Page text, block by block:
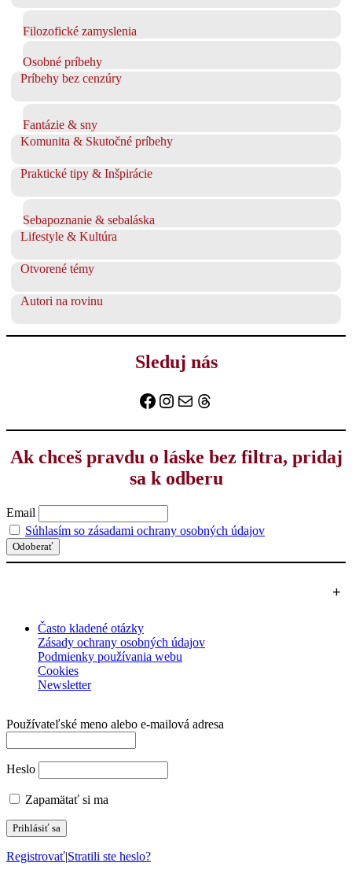
Filozofické zamyslenia
Osobné príbehy
Príbehy bez cenzúry
Fantázie & sny
Komunita & Skutočné príbehy
Praktické tipy & Inšpirácie
Sebapoznanie & sebaláska
Lifestyle & Kultúra
Otvorené témy
Autori na rovinu
Sleduj nás
Facebook
Instagram
E-mailThreads
Ak chceš pravdu o láske bez filtra, pridaj
sa k odberu
Email
Súhlasím so zásadami ochrany osobných údajov
+
Často kladené otázky
Zásady ochrany osobných údajov
Podmienky používania webu
Cookies
Newsletter
Používateľské meno alebo e‑mailová adresa
Heslo
Zapamätať si ma
Registrovať|Stratili ste heslo?